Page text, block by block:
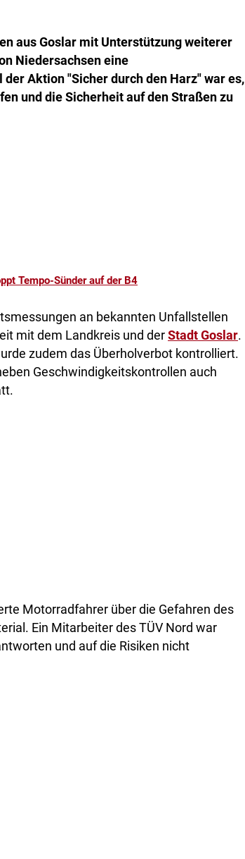
aus Goslar mit Unterstützung weiterer
Niedersachsen eine
Aktion "Sicher durch den Harz" war es,
und die Sicherheit auf den Straßen zu
Tempo-Sünder auf der B4
an bekannten Unfallstellen
mit dem Landkreis und der Stadt Goslar.
zudem das Überholverbot kontrolliert.
Geschwindigkeitskontrollen auch
Motorradfahrer über die Gefahren des
Ein Mitarbeiter des TÜV Nord war
und auf die Risiken nicht